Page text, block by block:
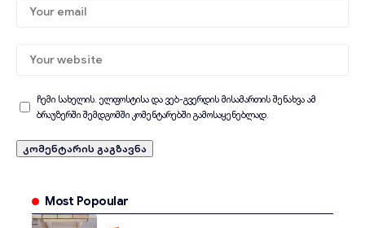
ჩემი სახელის. ელფოსტისა და ვებ-გვერდის მისამართის შენახვა ამ
ბრაუზერში შემდგომში კომენტარებში გამოსაყენებლად.
Most Popoular